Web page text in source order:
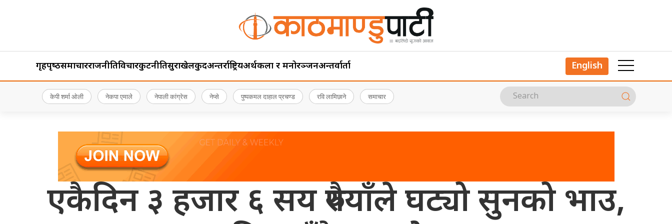
गृहपृष्‍ठसमाचारराजनीतिविचारकुटनीतिसुरक्षाखेलकुदअन्तर्राष्ट्रियअर्थकला र मनोरञ्जनअन्तर्वार्ता English
केपी शर्मा ओली नेकपा एमाले नेपाली कांग्रेस नेप्से पुष्पकमल दाहाल प्रचण्ड रवि लामिछाने समाचार
एकैदिन ३ हजार ६ सय रुपैयाँले घट्यो सुनको भाउ,